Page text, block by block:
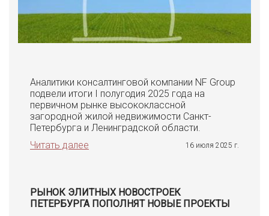
Аналитики консалтинговой компании NF Group
подвели итоги I полугодия 2025 года на
первичном рынке высококлассной
загородной жилой недвижимости Санкт-
Петербурга и Ленинградской области.
Читать далее
16 июля 2025 г.
РЫНОК ЭЛИТНЫХ НОВОСТРОЕК
ПЕТЕРБУРГА ПОПОЛНЯТ НОВЫЕ ПРОЕКТЫ